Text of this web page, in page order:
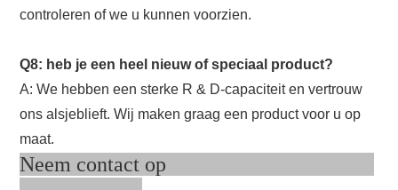
controleren of we u kunnen voorzien.
Q8: heb je een heel nieuw of speciaal product?
A: We hebben een sterke R & D-capaciteit en vertrouw
ons alsjeblieft. Wij maken graag een product voor u op
maat.
Neem contact op